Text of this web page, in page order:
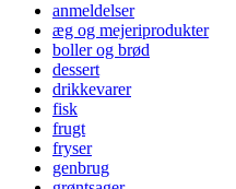
anmeldelser
æg og mejeriprodukter
boller og brød
dessert
drikkevarer
fisk
frugt
fryser
genbrug